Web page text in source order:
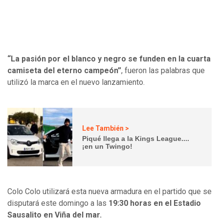
“La pasión por el blanco y negro se funden en la cuarta
camiseta del eterno campeón”, fueron las palabras que
utilizó la marca en el nuevo lanzamiento.
Lee También >
Piqué llega a la Kings League....
¡en un Twingo!
Colo Colo utilizará esta nueva armadura en el partido que se
disputará este domingo a las 19:30 horas en el Estadio
Sausalito en Viña del mar.